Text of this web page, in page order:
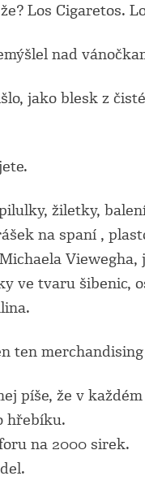
Los Cigaretos.
nad
jako blesk z
žiletky,
na spaní ,
ve tvaru šibenic,
ten
píše, že v
hřebíku.
na 2000 sirek.